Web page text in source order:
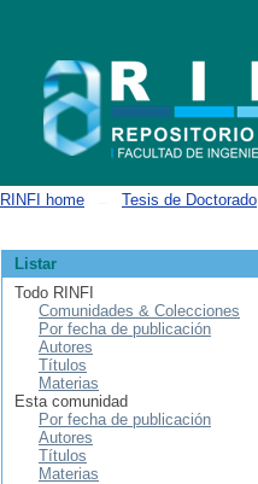
RINFI home Tesis de Doctorado
Listar
Todo RINFI
Comunidades & Colecciones
Por fecha de publicación
Autores
Títulos
Materias
Esta comunidad
Por fecha de publicación
Autores
Títulos
Materias